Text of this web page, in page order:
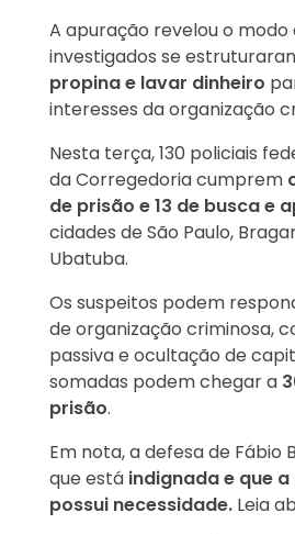
A apuração revelou o modo
investigados se
propina e lavar dinheiro
interesses da organização
Nesta terça, 130 policiais
da Corregedoria cumprem
de prisão e 13 de busca e
cidades de São Paulo,
Ubatuba.
Os suspeitos podem
de organização criminosa,
passiva e ocultação de
somadas podem chegar a
prisão.
Em nota, a defesa de Fábio
que está indignada e que
possui necessidade. Leia